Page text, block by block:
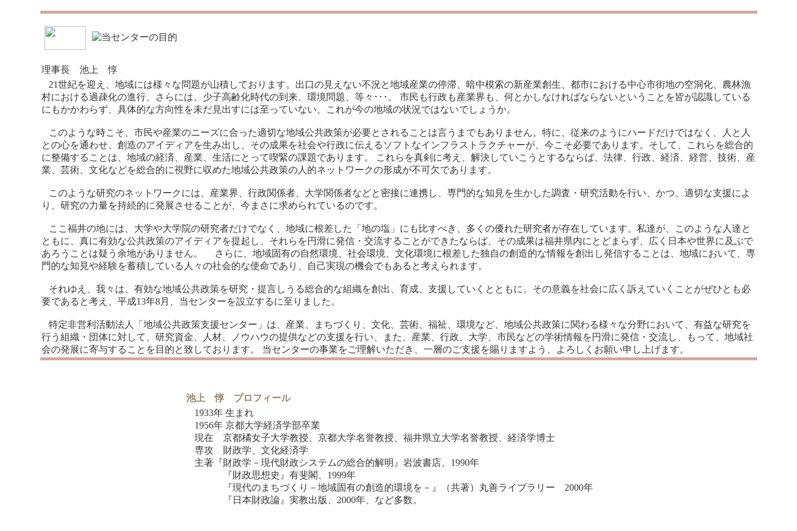
理事長 池上 惇
21世紀を迎え、地域には様々な問題が山積しております。出口の見えない不況と地域産業の停滞、暗中模索の新産業創生、都市における中心市街地の空洞化、農林漁
村における過疎化の進行、さらには、少子高齢化時代の到来、環境問題、等々･･･。 市民も行政も産業界も、何とかしなければならないということを皆が認識している
にもかかわらず、具体的な方向性を未だ見出すには至っていない、これが今の地域の状況ではないでしょうか。
このような時こそ、市民や産業のニーズに合った適切な地域公共政策が必要とされることは言うまでもありません。特に、従来のようにハードだけではなく、人と人
との心を通わせ、創造のアイディアを生み出し、その成果を社会や行政に伝えるソフトなインフラストラクチャーが、今こそ必要であります。そして、これらを総合的
に整備することは、地域の経済、産業、生活にとって喫緊の課題であります。 これらを真剣に考え、解決していこうとするならば、法律、行政、経済、経営、技術、産
業、芸術、文化などを総合的に視野に収めた地域公共政策の人的ネットワークの形成が不可欠であります。
このような研究のネットワークには、産業界、行政関係者、大学関係者などと密接に連携し、専門的な知見を生かした調査・研究活動を行い、かつ、適切な支援によ
り、研究の力量を持続的に発展させることが、今まさに求められているのです。
ここ福井の地には、大学や大学院の研究者だけでなく、地域に根差した「地の塩」にも比すべき、多くの優れた研究者が存在しています。私達が、このような人達と
ともに、真に有効な公共政策のアイディアを提起し、それらを円滑に発信・交流することができたならば、その成果は福井県内にとどまらず、広く日本や世界に及ぶで
あろうことは疑う余地がありません。 さらに、地域固有の自然環境、社会環境、文化環境に根差した独自の創造的な情報を創出し発信することは、地域において、専
門的な知見や経験を蓄積している人々の社会的な使命であり、自己実現の機会でもあると考えられます。
それゆえ、我々は、有効な地域公共政策を研究・提言しうる総合的な組織を創出、育成、支援していくとともに、その意義を社会に広く訴えていくことがぜひとも必
要であると考え、平成13年8月、当センターを設立するに至りました。
特定非営利活動法人「地域公共政策支援センター」は、産業、まちづくり、文化、芸術、福祉、環境など、地域公共政策に関わる様々な分野において、有益な研究を
行う組織・団体に対して、研究資金、人材、ノウハウの提供などの支援を行い、また、産業、行政、大学、市民などの学術情報を円滑に発信・交流し、もって、地域社
会の発展に寄与することを目的と致しております。 当センターの事業をご理解いただき、一層のご支援を賜りますよう、よろしくお願い申し上げます。
池上 惇 プロフィール
1933年 生まれ
1956年 京都大学経済学部卒業
現在 京都橘女子大学教授、京都大学名誉教授、福井県立大学名誉教授、経済学博士
専攻 財政学、文化経済学
主著『財政学－現代財政システムの総合的解明』岩波書店、1990年
『財政思想史』有斐閣、1999年
『現代のまちづくり－地域固有の創造的環境を－』（共著）丸善ライブラリー 2000年
『日本財政論』実教出版、2000年、など多数。